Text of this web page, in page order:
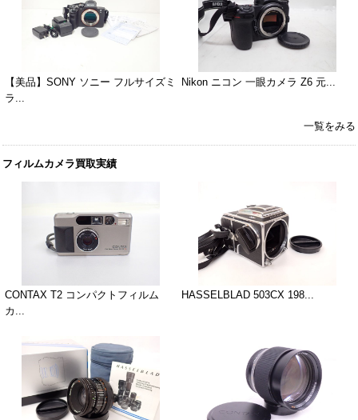
【美品】SONY ソニー フルサイズミ
ラ...
Nikon ニコン 一眼カメラ Z6 元...
一覧をみる
フィルムカメラ買取実績
CONTAX T2 コンパクトフィルム
カ...
HASSELBLAD 503CX 198...